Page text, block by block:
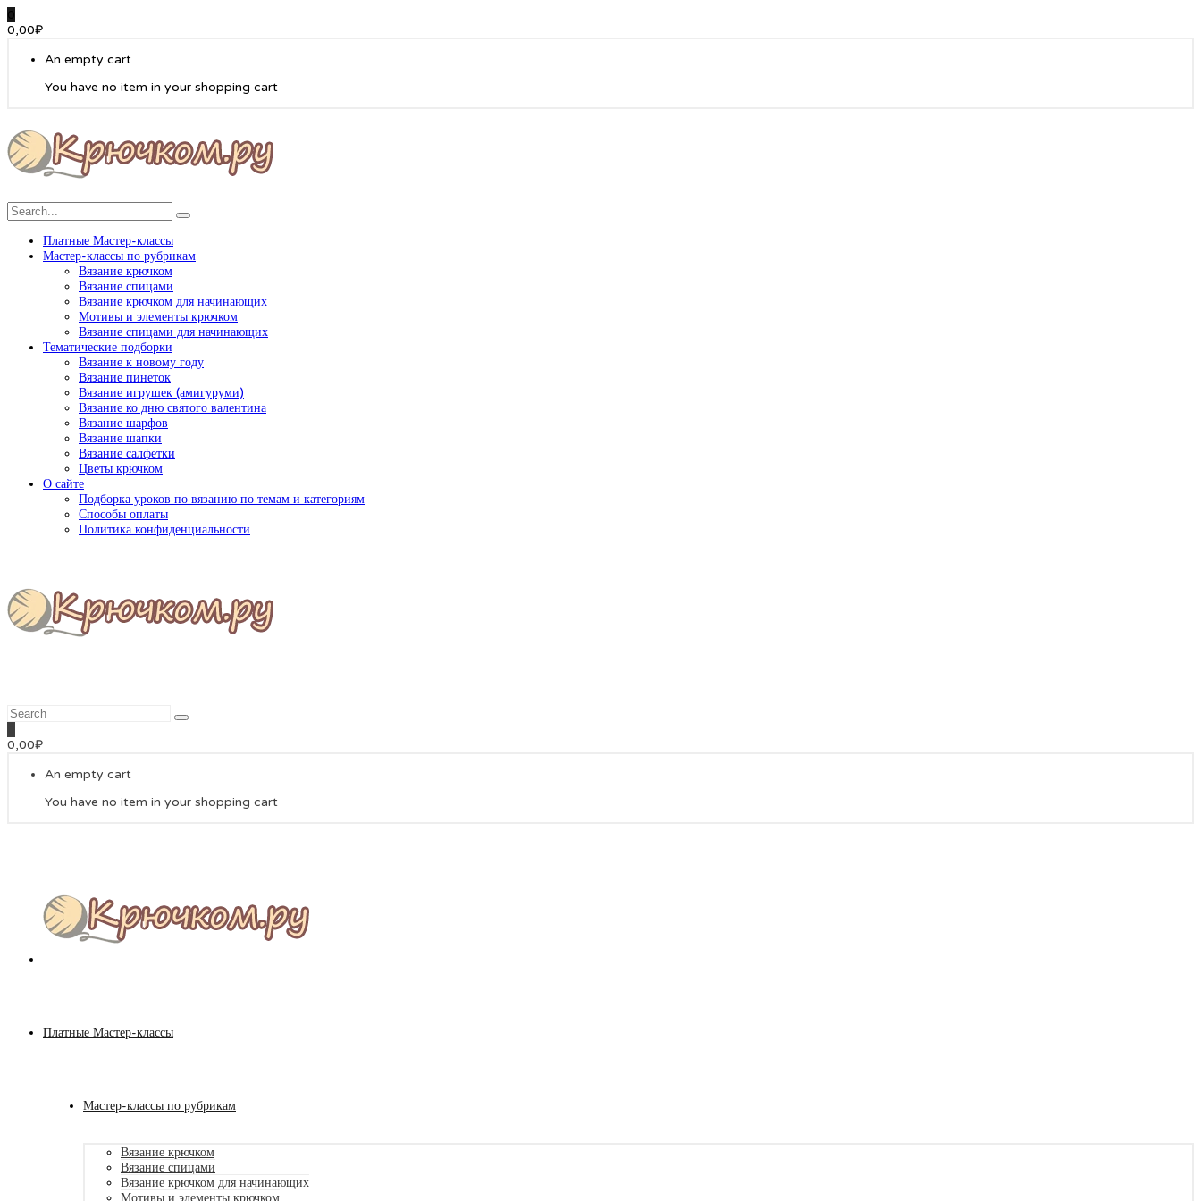
0
0,00₽
An empty cart
You have no item in your shopping cart
Платные Мастер-классы
Мастер-классы по рубрикам
Вязание крючком
Вязание спицами
Вязание крючком для начинающих
Мотивы и элементы крючком
Вязание спицами для начинающих
Тематические подборки
Вязание к новому году
Вязание пинеток
Вязание игрушек (амигуруми)
Вязание ко дню святого валентина
Вязание шарфов
Вязание шапки
Вязание салфетки
Цветы крючком
О сайте
Подборка уроков по вязанию по темам и категориям
Способы оплаты
Политика конфиденциальности
0,00₽
An empty cart
You have no item in your shopping cart
Платные Мастер-классы
Мастер-классы по рубрикам
Вязание крючком
Вязание спицами
Вязание крючком для начинающих
Мотивы и элементы крючком